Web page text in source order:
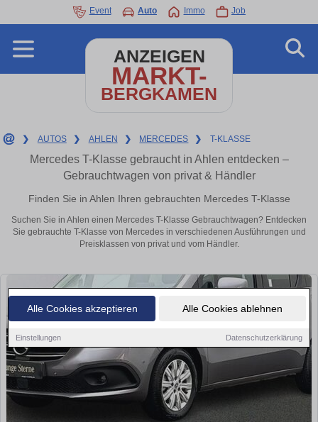
Alle Cookies akzeptieren Alle Cookies ablehnen
Einstellungen Datenschutzerklärung
Event Auto Immo Job
ANZEIGEN
MARKT-
BERGKAMEN
❯ AUTOS ❯ AHLEN ❯ MERCEDES ❯ T-KLASSE
Mercedes T-Klasse gebraucht in Ahlen entdecken –
Gebrauchtwagen von privat & Händler
Finden Sie in Ahlen Ihren gebrauchten Mercedes T-Klasse
Suchen Sie in Ahlen einen Mercedes T-Klasse Gebrauchtwagen? Entdecken
Sie gebrauchte T-Klasse von Mercedes in verschiedenen Ausführungen und
Preisklassen von privat und vom Händler.